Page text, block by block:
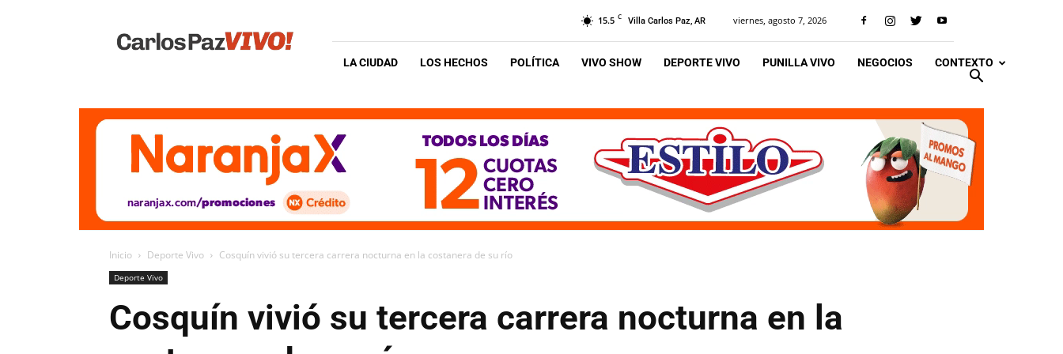
Vivo
15.5 C Villa Carlos Paz, AR viernes, agosto 7, 2026
LA CIUDAD LOS HECHOS POLÍTICA VIVO SHOW DEPORTE VIVO PUNILLA VIVO NEGOCIOS CONTEXTO
Inicio Deporte Vivo Cosquín vivió su tercera carrera nocturna en la costanera de su río
Deporte Vivo
Cosquín vivió su tercera carrera nocturna en la